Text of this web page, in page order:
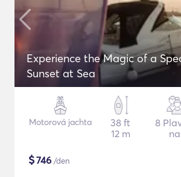
Experience the Magic of a
Sunset at Sea
Motorová jachta
38 ft
12 m
8
na
$746 /den